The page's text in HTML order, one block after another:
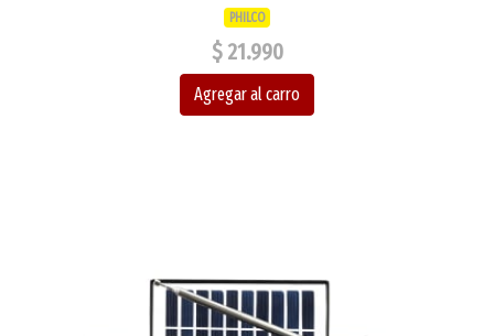
PHILCO
$ 21.990
Agregar al carro